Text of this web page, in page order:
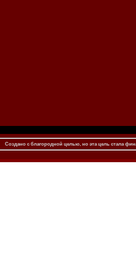
Создано c благородной целью, но эта цель стала